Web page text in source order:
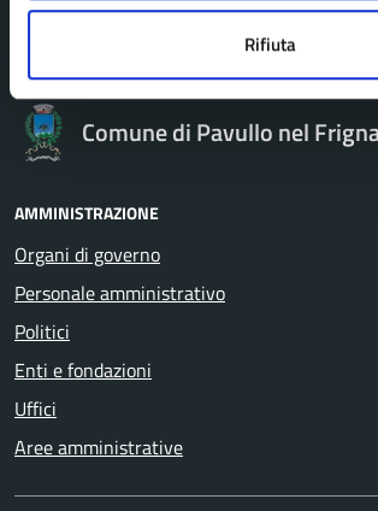
Rifiuta
Comune di Pavullo nel
AMMINISTRAZIONE
Organi di governo
Personale amministrativo
Politici
Enti e fondazioni
Uffici
Aree amministrative